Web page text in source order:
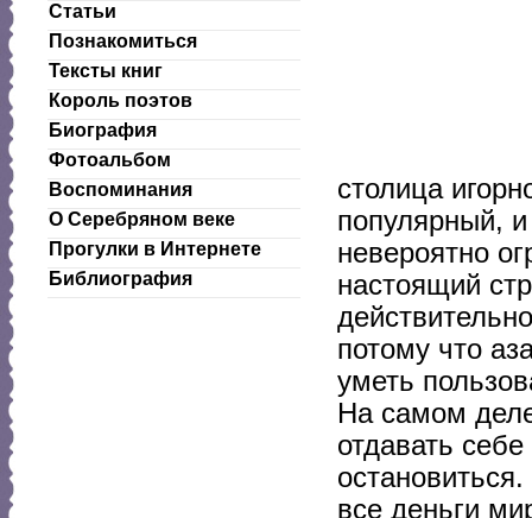
Статьи
Познакомиться
Тексты книг
Король поэтов
Биография
Фотоальбом
Воспоминания
О Серебряном веке
Прогулки в Интернете
Библиография
столица
популярный, и
невероятно
настоящий
потому что
уметь
На самом
отдавать
все деньги